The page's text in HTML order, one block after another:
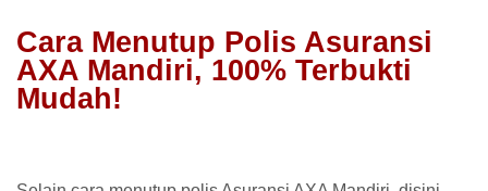
Cara Menutup Polis Asuransi
AXA Mandiri, 100% Terbukti
Mudah!